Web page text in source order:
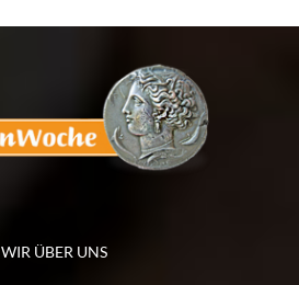
WIR ÜBER UNS